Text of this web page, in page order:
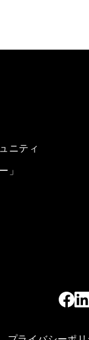
ニティ
」